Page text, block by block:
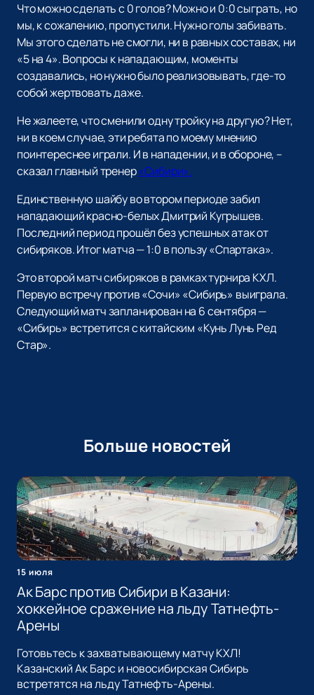
Что можно сделать с 0 голов? Можно и 0:0 сыграть, но
мы, к сожалению, пропустили. Нужно голы забивать.
Мы этого сделать не смогли, ни в равных составах, ни
«5 на 4». Вопросы к нападающим, моменты
создавались, но нужно было реализовывать, где-то
собой жертвовать даже.
Не жалеете, что сменили одну тройку на другую? Нет,
ни в коем случае, эти ребята по моему мнению
поинтереснее играли. И в нападении, и в обороне, –
сказал главный тренер«Сибири».
Единственную шайбу во втором периоде забил
нападающий красно-белых Дмитрий Кугрышев.
Последний период прошёл без успешных атак от
сибиряков. Итог матча — 1:0 в пользу «Спартака».
Это второй матч сибиряков в рамках турнира КХЛ.
Первую встречу против «Сочи» «Сибирь» выиграла.
Следующий матч запланирован на 6 сентября —
«Сибирь» встретится с китайским «Кунь Лунь Ред
Стар».
Больше новостей
15 июля
Ак Барс против Сибири в Казани:
хоккейное сражение на льду Татнефть-
Арены
Готовьтесь к захватывающему матчу КХЛ!
Казанский Ак Барс и новосибирская Сибирь
встретятся на льду Татнефть-Арены.